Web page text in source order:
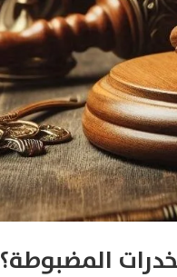
المضبوطة؟